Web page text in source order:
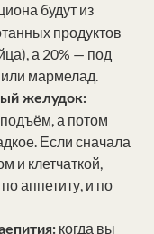
будут из
продуктов
а 20% — под
мармелад.
желудок:
а потом
Если сначала
и клетчаткой,
аппетиту, и по
когда вы